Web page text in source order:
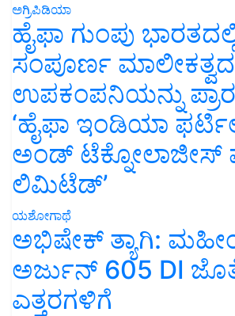
ಅಗ್ರಿಪಿಡಿಯಾ
ಹೈಫಾ ಗುಂಪು
ಸಂಪೂರ್ಣ ಮಾಲೀಕತ್ವದ
ಉಪಕಂಪನಿಯನ್ನು
‘ಹೈಫಾ ಇಂಡಿಯಾ
ಅಂಡ್ ಟೆಕ್ನೋಲಾಜೀಸ್
ಲಿಮಿಟೆಡ್’
ಯಶೋಗಾಥೆ
ಅಭಿಷೇಕ್ ತ್ಯಾಗಿ:
ಅರ್ಜುನ್ 605 DI
ಎತ್ತರಗಳಿಗೆ